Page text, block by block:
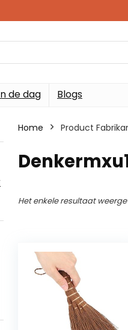
de dag Blogs
Home Product
Het enkele resultaat